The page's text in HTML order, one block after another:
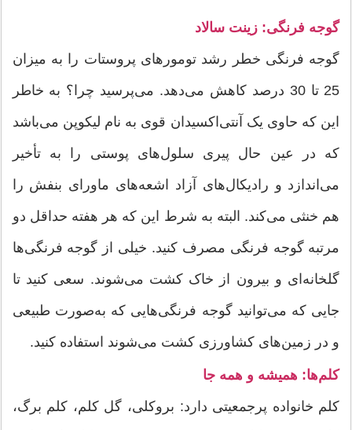
گوجه فرنگی: زینت سالاد
گوجه فرنگی خطر رشد تومورهای پروستات را به میزان
25 تا 30 درصد کاهش می‌دهد. می‌پرسید چرا؟ به خاطر
این که حاوی یک آنتی‌اکسیدان قوی به نام لیکوپن می‌باشد
که در عین حال پیری سلول‌های پوستی را به تأخیر
می‌اندازد و رادیکال‌های آزاد اشعه‌های ماورای بنفش را
هم خنثی می‌کند. البته به شرط این که هر هفته حداقل دو
مرتبه گوجه فرنگی مصرف کنید. خیلی از گوجه فرنگی‌ها
گلخانه‌ای و بیرون از خاک کشت می‌شوند. سعی کنید تا
جایی که می‌توانید گوجه فرنگی‌هایی که به‌صورت طبیعی
و در زمین‌های کشاورزی کشت می‌شوند استفاده کنید.
کلم‌ها: همیشه و همه جا
کلم خانواده‌ پرجمعیتی دارد: بروکلی، گل کلم، کلم برگ،